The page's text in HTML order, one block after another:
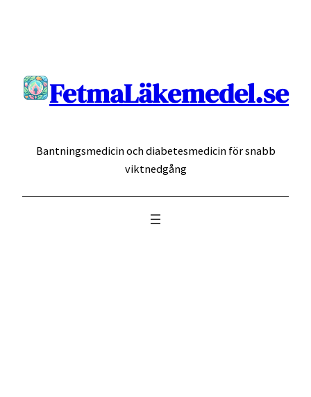
FetmaLäkemedel.se
Bantningsmedicin och diabetesmedicin för snabb
viktnedgång